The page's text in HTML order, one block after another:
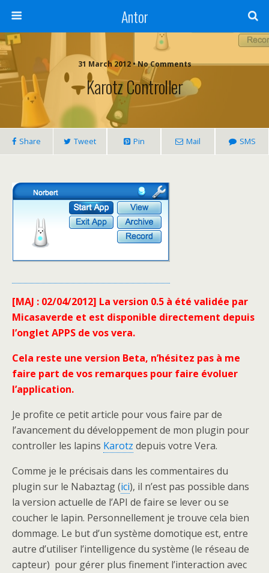
Antor
31 March 2012 •No Comments
Karotz Controller
Share Tweet Pin Mail SMS
[MAJ : 02/04/2012] La version 0.5 à été validée par
Micasaverde et est disponible directement depuis
l’onglet APPS de vos vera.
Cela reste une version Beta, n’hésitez pas à me
faire part de vos remarques pour faire évoluer
l’application.
Je profite ce petit article pour vous faire par de
l’avancement du développement de mon plugin pour
controller les lapins Karotz depuis votre Vera.
Comme je le précisais dans les commentaires du
plugin sur le Nabaztag (ici), il n’est pas possible dans
la version actuelle de l’API de faire se lever ou se
coucher le lapin. Personnellement je trouve cela bien
dommage. Le but d’un système domotique est, entre
autre d’utiliser l’intelligence du système (le réseau de
capteur) pour gérer plus finement l’interaction avec